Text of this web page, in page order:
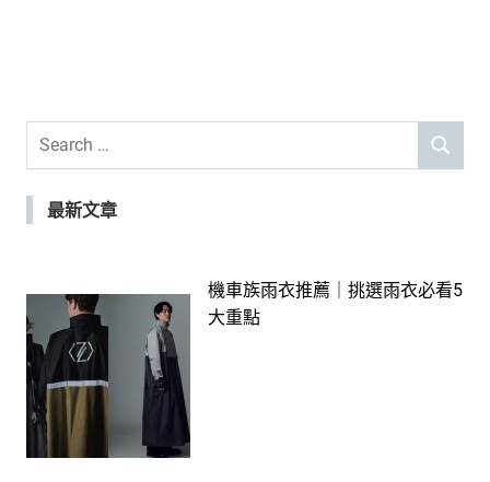
Search
SEARCH
最新文章
機車族雨衣推薦｜挑選雨衣必看5
大重點